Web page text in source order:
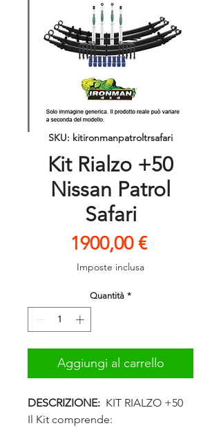
SKU: kitironmanpatroltrsafari
Kit Rialzo +50
Nissan Patrol
Safari
1900,00 €Prezzo
Imposte inclusa
Quantità *
Aggiungi al carrello
DESCRIZIONE: KIT RIALZO +50
Il Kit comprende: